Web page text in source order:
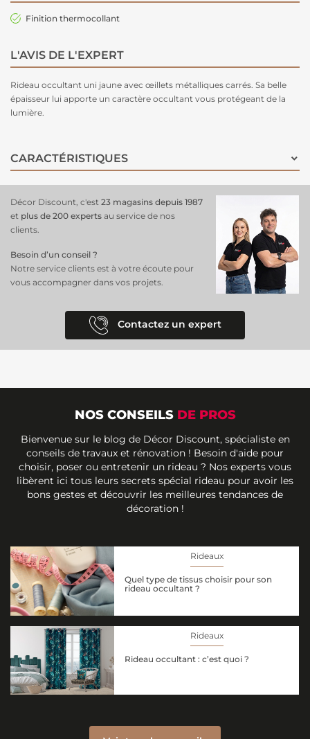
Finition thermocollant
L'AVIS DE L'EXPERT
Rideau occultant uni jaune avec œillets métalliques carrés. Sa belle
épaisseur lui apporte un caractère occultant vous protégeant de la
lumière.
CARACTÉRISTIQUES
Décor Discount, c'est 23 magasins depuis 1987
et plus de 200 experts au service de nos
clients.
Besoin d’un conseil ?
Notre service clients est à votre écoute pour
vous accompagner dans vos projets.
Contactez un expert
NOS CONSEILS DE PROS
Bienvenue sur le blog de Décor Discount, spécialiste en
conseils de travaux et rénovation ! Besoin d'aide pour
choisir, poser ou entretenir un rideau ? Nos experts vous
libèrent ici tous leurs secrets spécial rideau pour avoir les
bons gestes et découvrir les meilleures tendances de
décoration !
Rideaux
Quel type de tissus choisir pour son
rideau occultant ?
Rideaux
Rideau occultant : c’est quoi ?